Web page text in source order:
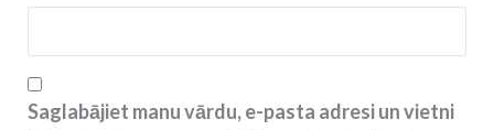
Saglabājiet manu vārdu, e-pasta adresi un vietni